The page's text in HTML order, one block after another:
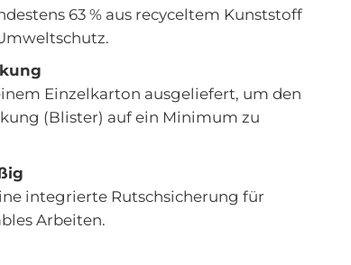
63 % aus recyceltem Kunststoff
Einzelkarton ausgeliefert, um den
(Blister) auf ein Minimum zu
integrierte Rutschsicherung für
Arbeiten.